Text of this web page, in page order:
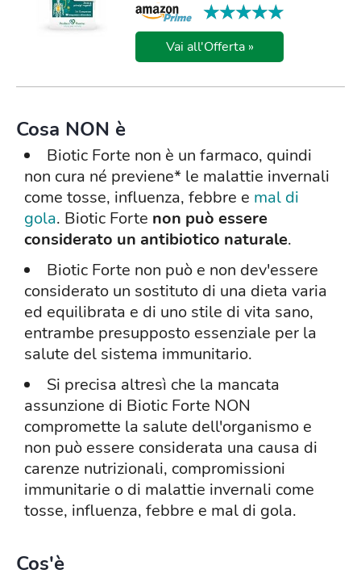
★★★★★
★★★★★
Vai all'Offerta »
Cosa NON è
Biotic Forte non è un farmaco, quindi
non cura né previene* le malattie invernali
come tosse, influenza, febbre e mal di
gola. Biotic Forte non può essere
considerato un antibiotico naturale.
Biotic Forte non può e non dev'essere
considerato un sostituto di una dieta varia
ed equilibrata e di uno stile di vita sano,
entrambe presupposto essenziale per la
salute del sistema immunitario.
Si precisa altresì che la mancata
assunzione di Biotic Forte NON
compromette la salute dell'organismo e
non può essere considerata una causa di
carenze nutrizionali, compromissioni
immunitarie o di malattie invernali come
tosse, influenza, febbre e mal di gola.
Cos'è